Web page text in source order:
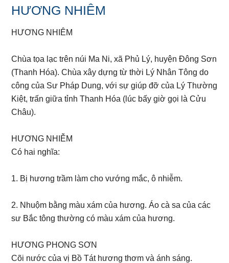
HƯƠNG NHIÊM
HƯƠNG NHIÊM
Chùa tọa lạc trên núi Ma Ni, xã Phủ Lý, huyện Đông Sơn
(Thanh Hóa). Chùa xây dựng từ thời Lý Nhân Tông do
công của Sư Pháp Dung, với sự giúp đỡ của Lý Thường
Kiệt, trấn giữa tỉnh Thanh Hóa (lúc bấy giờ gọi là Cửu
Châu).
HƯƠNG NHIỄM
Có hai nghĩa:
1. Bị hương trầm làm cho vướng mắc, ô nhiễm.
2. Nhuộm bằng màu xám của hương. Áo cà sa của các
sư Bắc tông thường có màu xám của hương.
HƯƠNG PHONG SƠN
Cõi nước của vị Bồ Tát hương thơm và ánh sáng.